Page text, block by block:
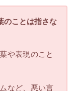
のことは指さな
や表現のこと
など、悪い言